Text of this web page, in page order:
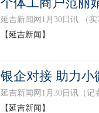
延吉新闻网1月30日讯 （
【延吉新闻】
银企对接 助力小
延吉新闻网1月30日讯（
【延吉新闻】